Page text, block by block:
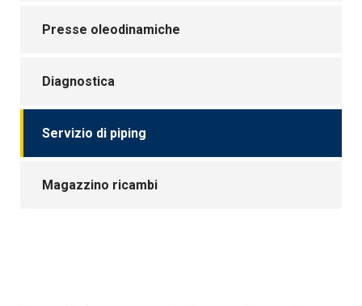
Presse oleodinamiche
Diagnostica
Servizio di piping
Magazzino ricambi